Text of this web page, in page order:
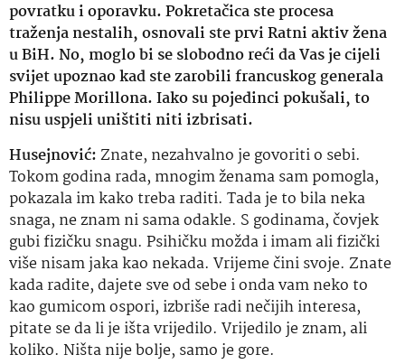
povratku i oporavku. Pokretačica ste procesa
traženja nestalih, osnovali ste prvi Ratni aktiv žena
u BiH. No, moglo bi se slobodno reći da Vas je cijeli
svijet upoznao kad ste zarobili francuskog generala
Philippe Morillona. Iako su pojedinci pokušali, to
nisu uspjeli uništiti niti izbrisati.
Husejnović:Znate, nezahvalno je govoriti o sebi.
Tokom godina rada, mnogim ženama sam pomogla,
pokazala im kako treba raditi. Tada je to bila neka
snaga, ne znam ni sama odakle. S godinama, čovjek
gubi fizičku snagu. Psihičku možda i imam ali fizički
više nisam jaka kao nekada. Vrijeme čini svoje. Znate
kada radite, dajete sve od sebe i onda vam neko to
kao gumicom ospori, izbriše radi nečijih interesa,
pitate se da li je išta vrijedilo. Vrijedilo je znam, ali
koliko. Ništa nije bolje, samo je gore.